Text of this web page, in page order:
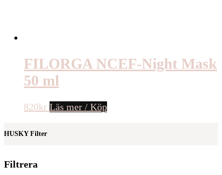
FILORGA NCEF-Night Mask
50 ml
820kr Läs mer / Köp
HUSKY Filter
Filtrera